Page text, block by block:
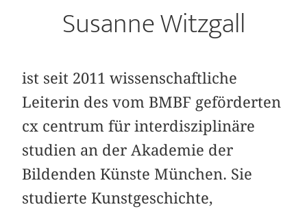
Susanne Witzgall
ist seit 2011 wissenschaftliche
Leiterin des vom BMBF geförderten
cx centrum für interdisziplinäre
studien an der Akademie der
Bildenden Künste München. Sie
studierte Kunstgeschichte,